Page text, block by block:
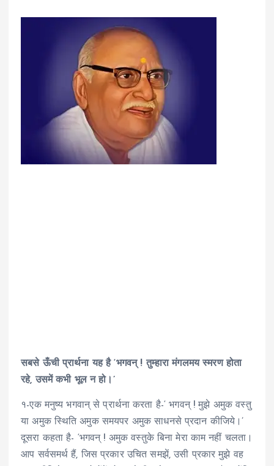
सबसे ऊँची प्रार्थना यह है ‘भगवन् ! तुम्हारा मंगलमय स्मरण होता
रहे, उसमें कभी भूल न हो।’
१-एक मनुष्य भगवान् से प्रार्थना करता है-‘ भगवन् ! मुझे अमुक वस्तु
या अमुक स्थिति अमुक समयपर अमुक साधनसे प्रदान कीजिये।’
दूसरा कहता है- ‘भगवन् ! अमुक वस्तुके बिना मेरा काम नहीं चलता।
आप सर्वसमर्थ हैं, जिस प्रकार उचित समझें, उसी प्रकार मुझे वह